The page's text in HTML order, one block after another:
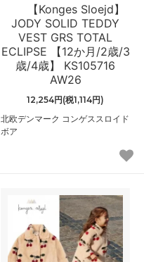
【Konges Sloejd】
JODY SOLID TEDDY
VEST GRS TOTAL
ECLIPSE 【12か月/2歳/3
歳/4歳】 KS105716
AW26
12,254円(税1,114円)
北欧デンマーク コンゲススロイド
ボア